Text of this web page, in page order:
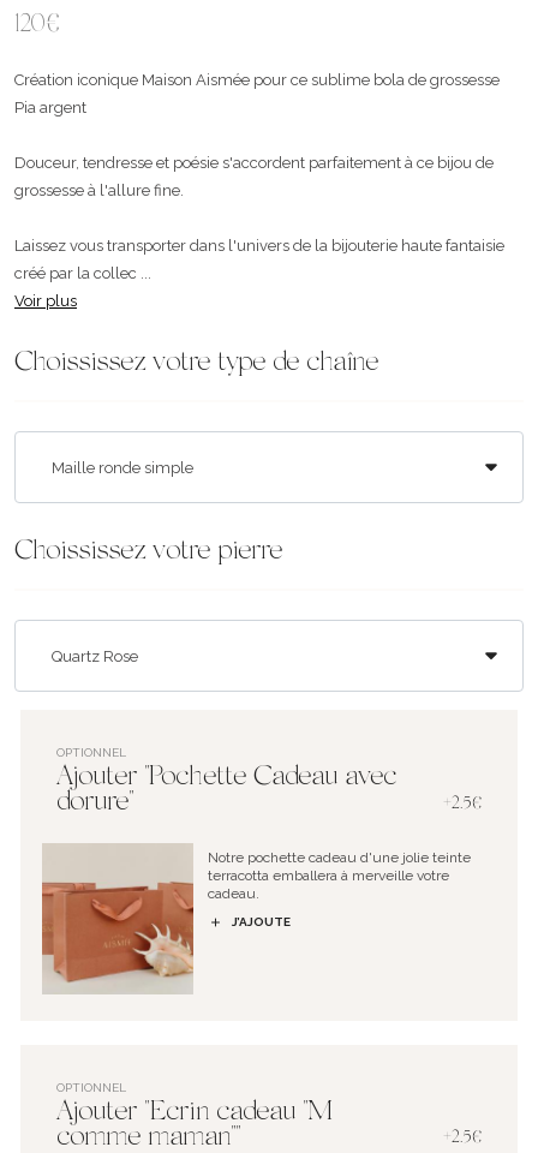
120€
Création iconique Maison Aismée pour ce sublime bola de grossesse
Pia argent
Douceur, tendresse et poésie s'accordent parfaitement à ce bijou de
grossesse à l'allure fine.
Laissez vous transporter dans l'univers de la bijouterie haute fantaisie
créé par la collec ...
Voir plus
Choississez votre type de chaîne
Choississez votre pierre
OPTIONNEL
Ajouter "Pochette Cadeau avec
dorure"
+2.5€
Notre pochette cadeau d'une jolie teinte
terracotta emballera à merveille votre
cadeau.
J’AJOUTE
OPTIONNEL
Ajouter "Ecrin cadeau "M
comme maman""
+2.5€